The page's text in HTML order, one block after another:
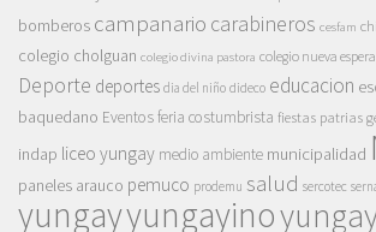
bomberos campanario carabineros cesfam
colegio cholguan colegio divina pastora colegio nueva
Deporte deportes dia del niño dideco educacion
baquedano Eventosferia costumbrista fiestas patrias
indap liceo yungay medio ambiente municipalidad
paneles arauco pemuco prodemu salud sercotec
yungayyungayino